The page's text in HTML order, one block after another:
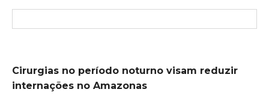
Cirurgias no período noturno visam reduzir
internações no Amazonas